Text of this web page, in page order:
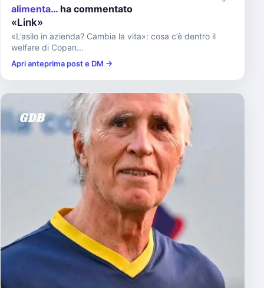
alimenta… ha commentato
«Link»
«L’asilo in azienda? Cambia la vita»: cosa c’è dentro il
welfare di Copan...
Apri anteprima post e DM →